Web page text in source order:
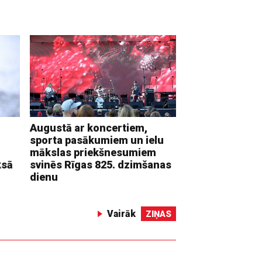
Augustā ar koncertiem,
sporta pasākumiem un ielu
mākslas priekšnesumiem
svinēs Rīgas 825. dzimšanas
dienu
Vairāk ZIŅAS